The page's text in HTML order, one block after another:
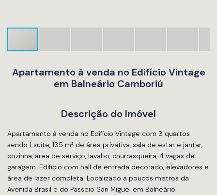
Apartamento à venda no Edifício Vintage
em Balneário Camboriú
Descrição do Imóvel
Apartamento à venda no Edifício Vintage com 3 quartos
sendo 1 suíte, 135 m² de área privativa, sala de estar e jantar,
cozinha, área de serviço, lavabo, churrasqueira, 4 vagas de
garagem. Edifício com hall de entrada decorado, elevadores e
área de lazer completa. Localizado a poucos metros da
Avenida Brasil e do Passeio San Miguel em Balneário